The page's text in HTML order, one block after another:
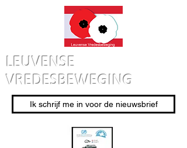
LEUVENSE
VREDESBEWEGING
Ik schrijf me in voor de nieuwsbrief